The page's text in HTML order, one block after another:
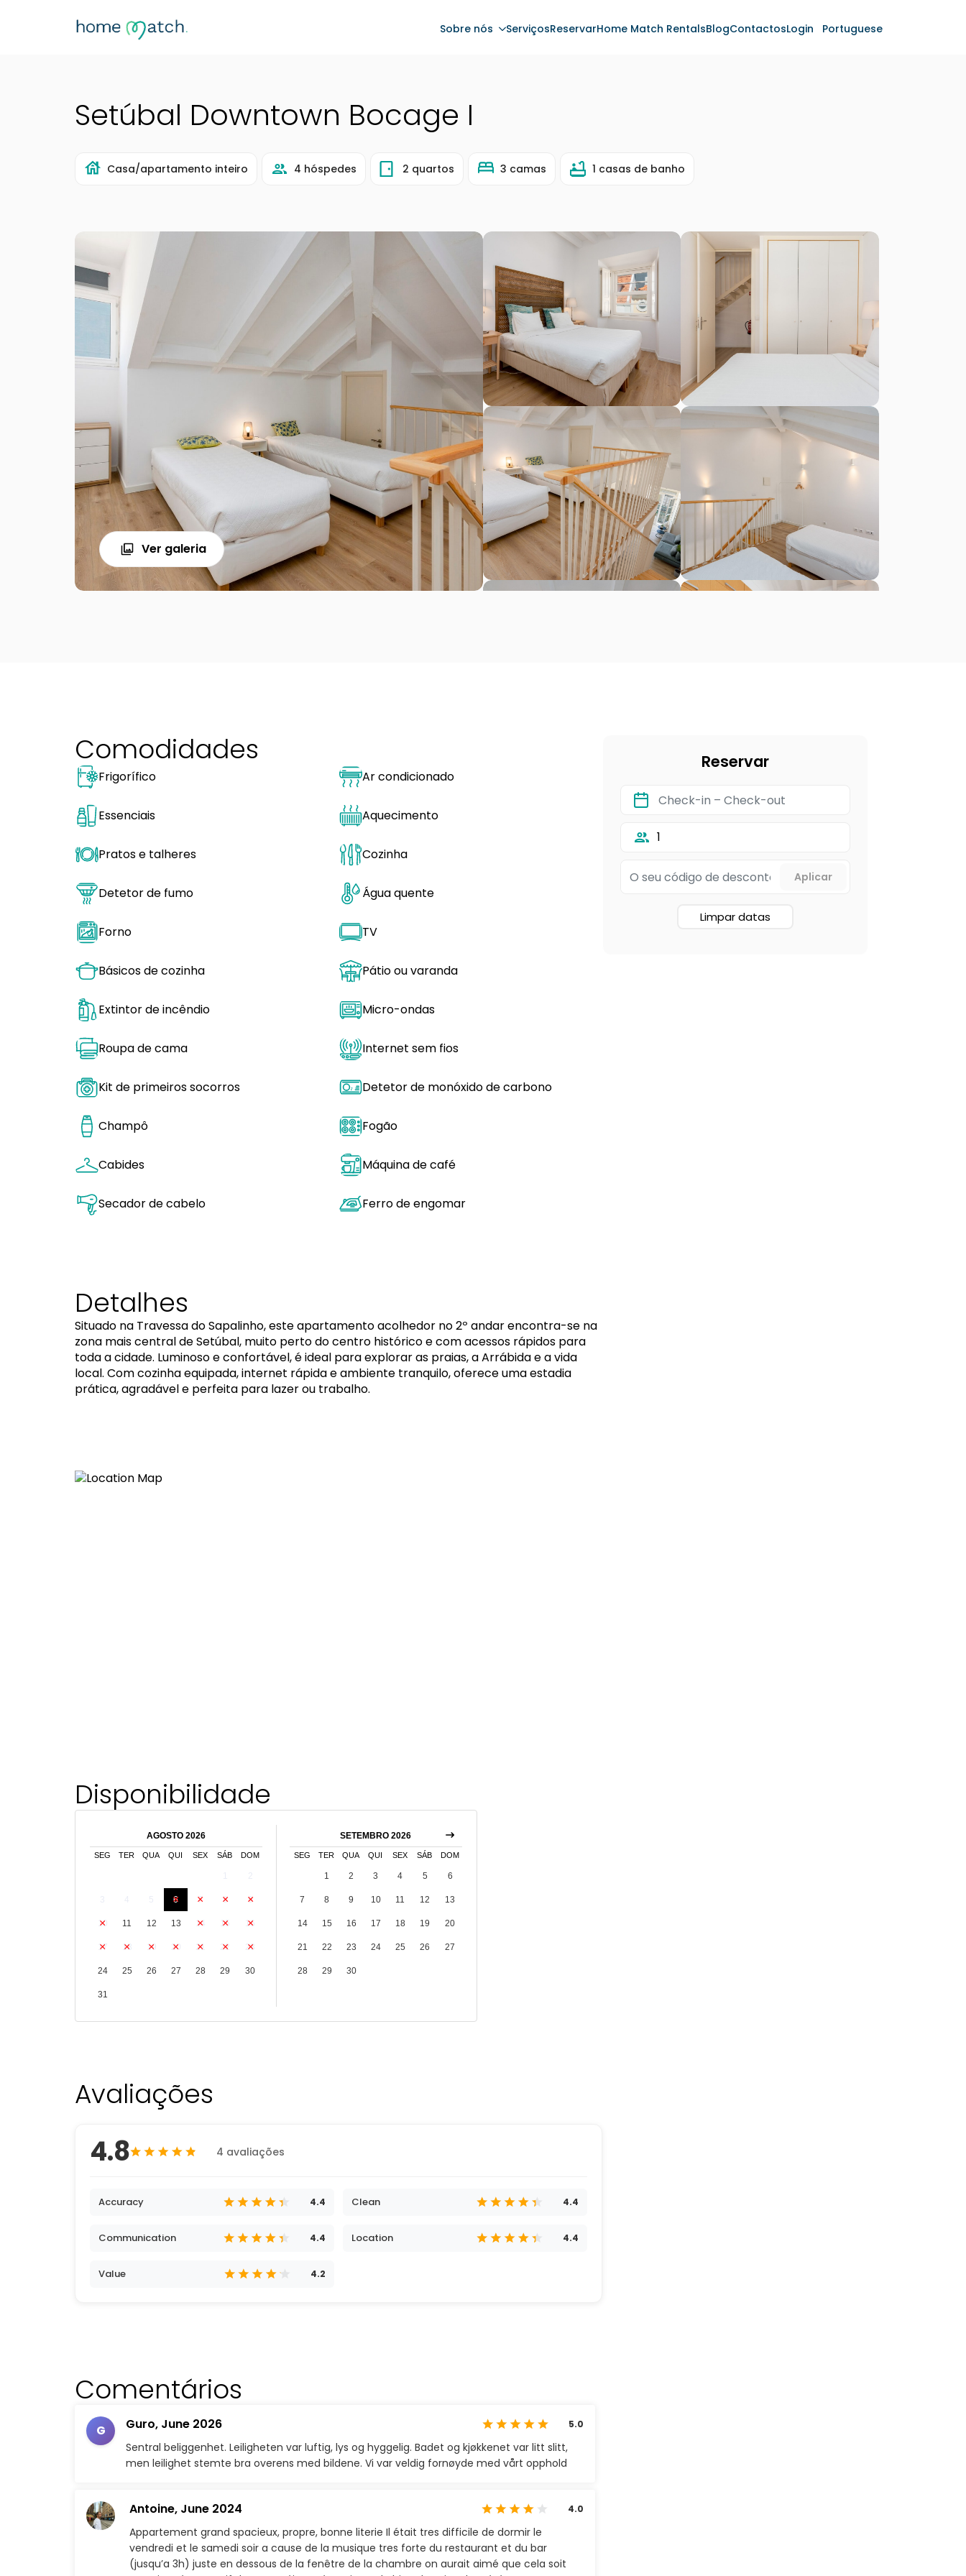
Sobre nós ServiçosReservarHome Match RentalsBlogContactosLogin Portuguese
Setúbal Downtown Bocage I
Casa/apartamento inteiro 4 hóspedes 2 quartos 3 camas 1 casas de banho
Ver galeria
Comodidades
Frigorífico Ar condicionado
Essenciais Aquecimento
Pratos e talheres Cozinha
Detetor de fumo Água quente
Forno TV
Básicos de cozinha Pátio ou varanda
Extintor de incêndio Micro-ondas
Roupa de cama Internet sem fios
Kit de primeiros socorros Detetor de monóxido de carbono
Champô Fogão
Cabides Máquina de café
Secador de cabelo Ferro de engomar
Detalhes
Situado na Travessa do Sapalinho, este apartamento acolhedor no 2º andar encontra-se na
zona mais central de Setúbal, muito perto do centro histórico e com acessos rápidos para
toda a cidade. Luminoso e confortável, é ideal para explorar as praias, a Arrábida e a vida
local. Com cozinha equipada, internet rápida e ambiente tranquilo, oferece uma estadia
prática, agradável e perfeita para lazer ou trabalho.
Disponibilidade
AGOSTO 2026
SEG TER QUA QUI SEX SÁB DOM
6 7 8 9
10 11 12 13 14 15 16
17 18 19 20 21 22 23
24 25 26 27 28 29 30
31
SETEMBRO 2026
SEG TER QUA QUI SEX SÁB DOM
1 2 3 4 5 6
7 8 9 10 11 12 13
14 15 16 17 18 19 20
21 22 23 24 25 26 27
28 29 30
Avaliações
4.8
4 avaliações
Accuracy 4.4 Clean 4.4
Communication 4.4 Location 4.4
Value 4.2
Comentários
G Guro, June 2026 5.0
Sentral beliggenhet. Leiligheten var luftig, lys og hyggelig. Badet og kjøkkenet var litt slitt,
men leilighet stemte bra overens med bildene. Vi var veldig fornøyde med vårt opphold
Antoine, June 2024 4.0
Appartement grand spacieux, propre, bonne literie Il était tres difficile de dormir le
vendredi et le samedi soir a cause de la musique tres forte du restaurant et du bar
(jusqu’a 3h) juste en dessous de la fenêtre de la chambre on aurait aimé que cela soit
Reservar
1
Limpar datas